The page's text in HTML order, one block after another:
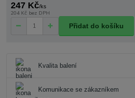
247 Kč/ks
204 Kč bez DPH
Přidat do košíku
Kvalita balení
Komunikace se zákazníkem